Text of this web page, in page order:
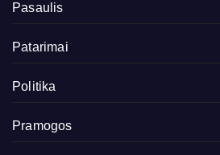
Pasaulis
Patarimai
Politika
Pramogos